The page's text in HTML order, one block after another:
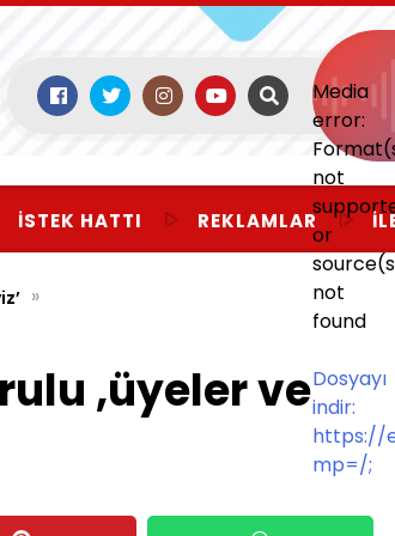
Media
error:
not
or
not
found
Dosyayı
indir:
https://
mp=/;
İSTEK HATTI REKLAMLAR
»
,üyeler ve